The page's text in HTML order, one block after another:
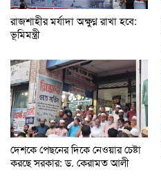
রাজশাহীর মর্যাদা অক্ষুণ্ন রাখা হবে:
ভূমিমন্ত্রী
দেশকে পেছনের দিকে নেওয়ার চেষ্টা
করছে সরকার: ড. কেরামত আলী